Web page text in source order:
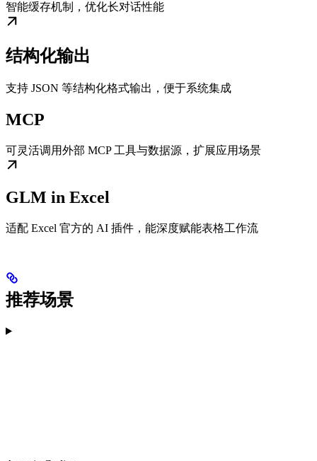
智能缓存机制，优化长对话性能
结构化输出
支持 JSON 等结构化格式输出，便于系统集成
MCP
可灵活调用外部 MCP 工具与数据源，扩展应用场景
GLM in Excel
适配 Excel 官方的 AI 插件，能深度赋能表格工作流
推荐场景